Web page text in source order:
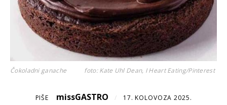
Čokoladni ganache foto: Kate Uhl Dean, I Heart Eating/Pinterest
PIŠE missGASTRO / 17. KOLOVOZA 2025.